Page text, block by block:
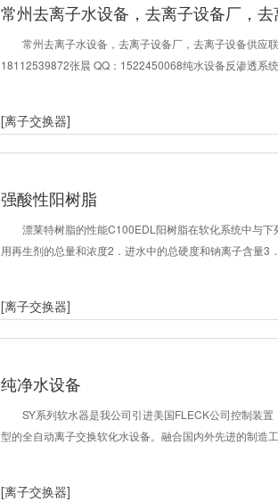
常州去离子水设备，去离子设备厂，
常州去离子水设备，去离子设备厂，去离子设备供应
18112539872张晨 QQ：1522450068纯水设备反渗透系
[离子交换器]
强酸性阳树脂
漂莱特树脂的性能C100EDL阳树脂在软化系统中与下
用再生剂的总量和浓度2．进水中的总硬度和钠离子含量3
[离子交换器]
纯净水设备
SY系列软水器是我公司引进美国FLECK公司控制装置
型的全自动离子交换软化水设备。融合国内外先进的制造
[离子交换器]